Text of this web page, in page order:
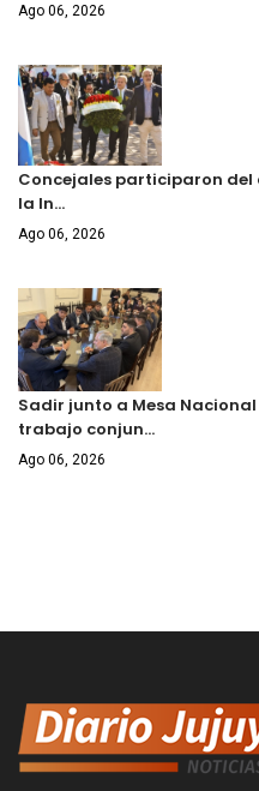
Ago 06, 2026
Concejales participaron del
la In…
Ago 06, 2026
Sadir junto a Mesa
trabajo conjun…
Ago 06, 2026